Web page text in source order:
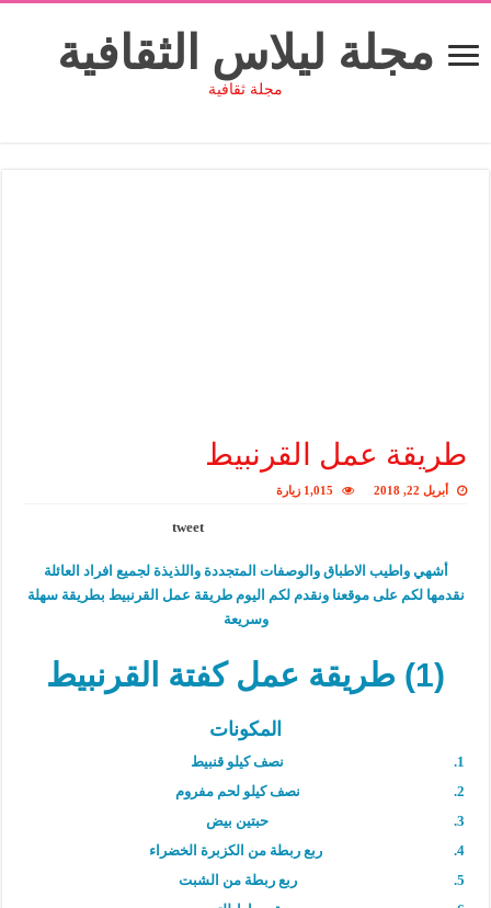
مجلة ليلاس الثقافية
مجلة ثقافية
طريقة عمل القرنبيط
أبريل 22, 2018 1,015 زيارة
tweet
أشهي واطيب الاطباق والوصفات المتجددة واللذيذة لجميع افراد العائلة
نقدمها لكم على موقعنا ونقدم لكم اليوم طريقة عمل القرنبيط بطريقة سهلة
وسريعة
(1) طريقة عمل كفتة القرنبيط
المكونات
نصف كيلو قنبيط
نصف كيلو لحم مفروم
حبتين بيض
ربع ربطة من الكزبرة الخضراء
ربع ربطة من الشبت